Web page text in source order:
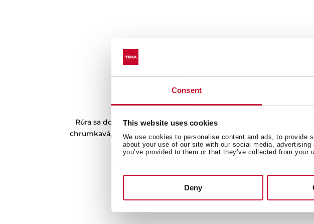
Consent
This website uses cookies
We use cookies to personalise content and ads, to provide
about your use of our site with our social media,
you’ve provided to them or that they’ve collected from your
Deny
Staňte sa majstrom pizze
Rúra sa dodáva s kameňom na pizzu, takže vaša pizza bude krásne
chrumkavá, a so šupkou na pizzu, aby ste mohli pripravovať pizzu
skutočný majster pizze.